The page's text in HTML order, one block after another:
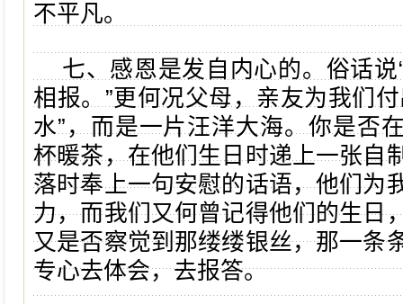
不平凡。
七、感恩是发自内心的。俗话
相报。”更何况父母，亲友为我们
水”，而是一片汪洋大海。你是否
杯暖茶，在他们生日时递上一张自
落时奉上一句安慰的话语，他们为
力，而我们又何曾记得他们的生日
又是否察觉到那缕缕银丝，那一条
专心去体会，去报答。